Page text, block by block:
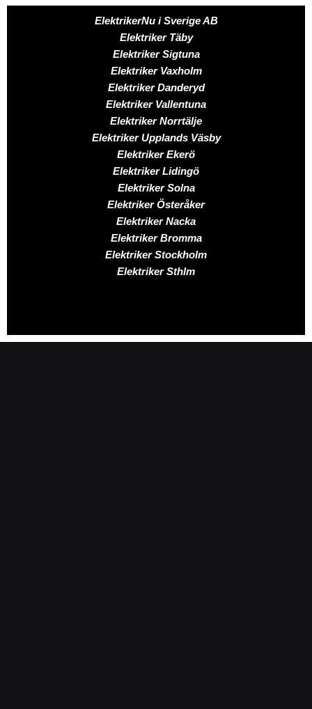
ElektrikerNu i Sverige AB
Elektriker Täby
ElektrikerSigtuna
Elektriker Vaxholm
ElektrikerDanderyd
Elektriker Vallentuna
ElektrikerNorrtälje
ElektrikerUpplands Väsby
ElektrikerEkerö
ElektrikerLidingö
ElektrikerSolna
ElektrikerÖsteråker
ElektrikerNacka
ElektrikerBromma
ElektrikerStockholm
ElektrikerSthlm